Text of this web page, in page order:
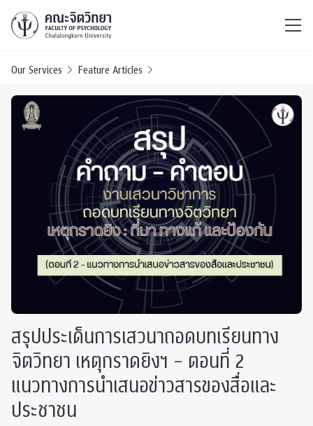
Our Services Feature Articles
สรุปประเด็นการเสวนาถอดบทเรียนทาง
จิตวิทยา เหตุกราดยิงฯ – ตอนที่ 2
แนวทางการนำเสนอข่าวสารของสื่อและ
ประชาชน